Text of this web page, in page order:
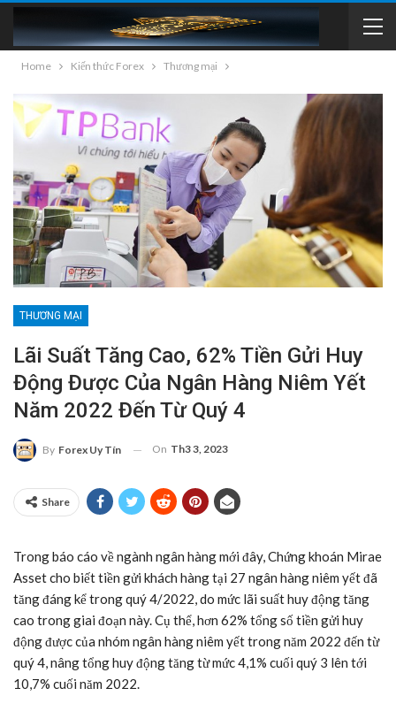
Home Kiến thức Forex Thương mại
THƯƠNG MẠI
Lãi Suất Tăng Cao, 62% Tiền Gửi Huy
Động Được Của Ngân Hàng Niêm Yết
Năm 2022 Đến Từ Quý 4
By Forex Uy Tín On Th3 3, 2023
Share
Trong báo cáo về ngành ngân hàng mới đây, Chứng khoán Mirae
Asset cho biết tiền gửi khách hàng tại 27 ngân hàng niêm yết đã
tăng đáng kể trong quý 4/2022, do mức lãi suất huy động tăng
cao trong giai đoạn này. Cụ thể, hơn 62% tổng số tiền gửi huy
động được của nhóm ngân hàng niêm yết trong năm 2022 đến từ
quý 4, nâng tổng huy động tăng từ mức 4,1% cuối quý 3 lên tới
10,7% cuối năm 2022.